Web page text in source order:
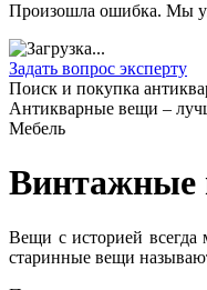
Произошла ошибка. Мы
Задать вопрос эксперту
Поиск и покупка
Антикварные вещи –
Мебель
Винтажные
Вещи с историей всегда
старинные вещи